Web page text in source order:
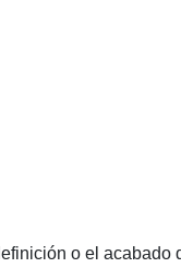
o el acabado